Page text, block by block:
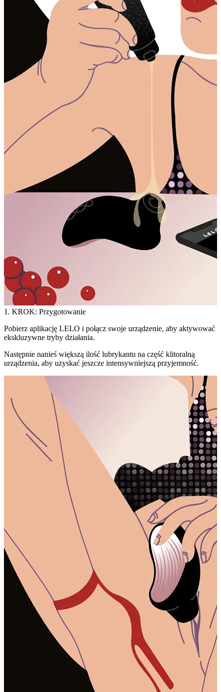
1. KROK: Przygotowanie
Pobierz aplikację LELO i połącz swoje urządzenie, aby aktywować
ekskluzywne tryby działania.
Następnie nanieś większą ilość lubrykantu na część klitoralną
urządzenia, aby uzyskać jeszcze intensywniejszą przyjemność.